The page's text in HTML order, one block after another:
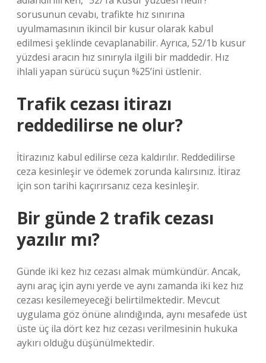
sorusunun cevabı, trafikte hız sınırına
uyulmamasının ikincil bir kusur olarak kabul
edilmesi şeklinde cevaplanabilir. Ayrıca, 52/1b kusur
yüzdesi aracın hız sınırıyla ilgili bir maddedir. Hız
ihlali yapan sürücü suçun %25’ini üstlenir.
Trafik cezası itirazı
reddedilirse ne olur?
İtirazınız kabul edilirse ceza kaldırılır. Reddedilirse
ceza kesinleşir ve ödemek zorunda kalırsınız. İtiraz
için son tarihi kaçırırsanız ceza kesinleşir.
Bir günde 2 trafik cezası
yazılır mı?
Günde iki kez hız cezası almak mümkündür. Ancak,
aynı araç için aynı yerde ve aynı zamanda iki kez hız
cezası kesilemeyeceği belirtilmektedir. Mevcut
uygulama göz önüne alındığında, aynı mesafede üst
üste üç ila dört kez hız cezası verilmesinin hukuka
aykırı olduğu düşünülmektedir.